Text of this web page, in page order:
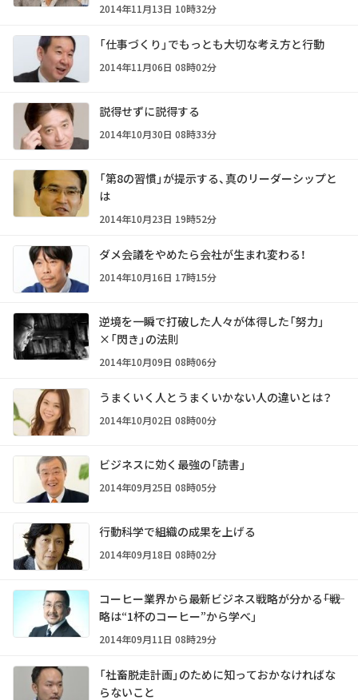
2014年11月13日 10時32分
「仕事づくり」でもっとも大切な考え方と行動
2014年11月06日 08時02分
説得せずに説得する
2014年10月30日 08時33分
「第8の習慣」が提示する、真のリーダーシップと
は
2014年10月23日 19時52分
ダメ会議をやめたら会社が生まれ変わる！
2014年10月16日 17時15分
逆境を一瞬で打破した人々が体得した「努力」
×「閃き」の法則
2014年10月09日 08時06分
うまくいく人とうまくいかない人の違いとは？
2014年10月02日 08時00分
ビジネスに効く最強の「読書」
2014年09月25日 08時05分
行動科学で組織の成果を上げる
2014年09月18日 08時02分
コーヒー業界から最新ビジネス戦略が分かる――「戦
略は“1杯のコーヒー”から学べ」
2014年09月11日 08時29分
「社畜脱走計画」のために知っておかなければな
らないこと